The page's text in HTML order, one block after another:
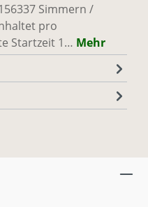
vorhanden
17:00(Europe/Berlin)
Simmern /
pro
Startzeit 1… Mehr